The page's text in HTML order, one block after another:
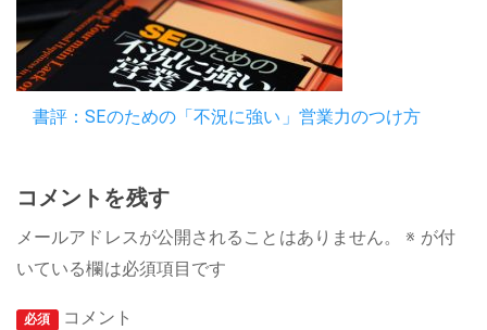
書評：SEのための「不況に強い」営業力のつけ方
コメントを残す
メールアドレスが公開されることはありません。 ※ が付
いている欄は必須項目です
必須 コメント